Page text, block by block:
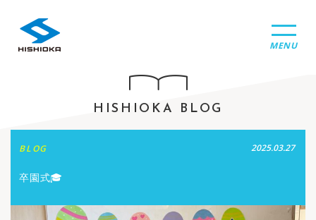
MENU
HISHIOKA BLOG
BLOG 2025.03.27
卒園式🎓